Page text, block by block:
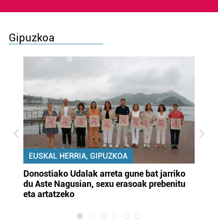
Gipuzkoa
EUSKAL HERRIA, GIPUZKOA
Donostiako Udalak arreta gune bat jarriko
du Aste Nagusian, sexu erasoak prebenitu
eta artatzeko